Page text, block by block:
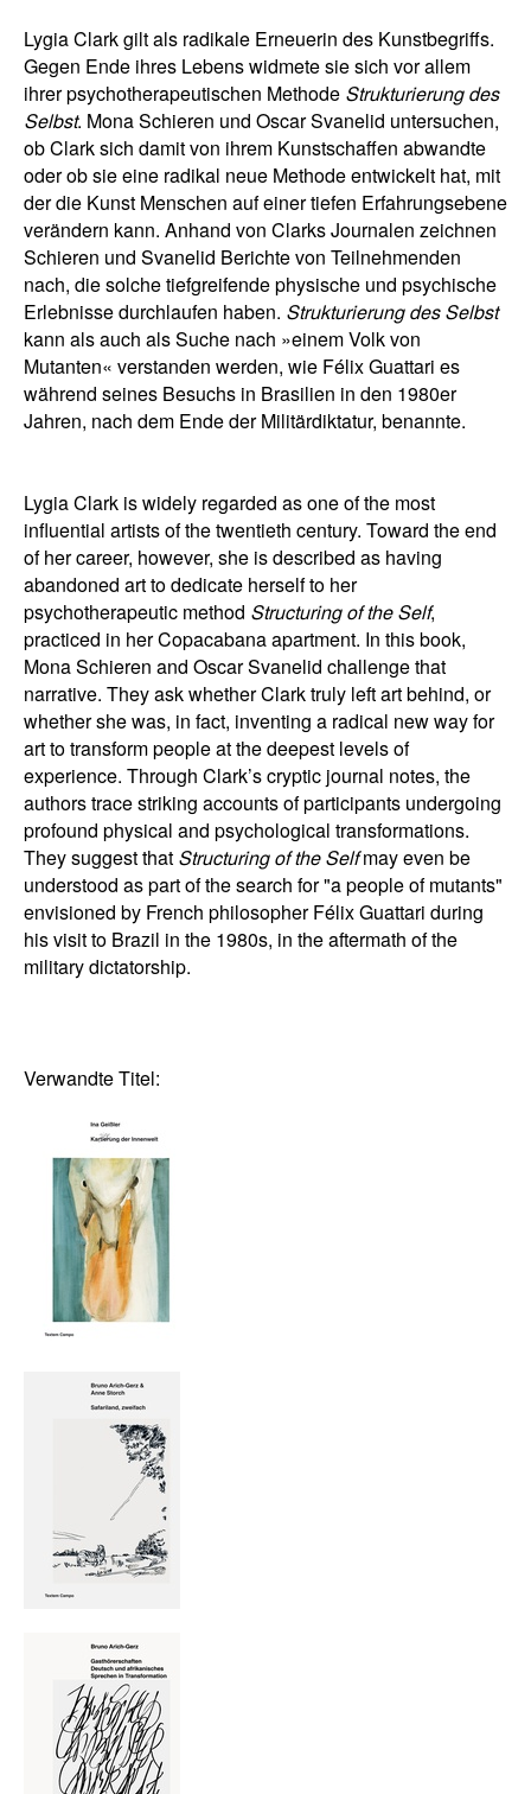
Lygia Clark gilt als radikale Erneuerin des Kunstbegriffs.
Gegen Ende ihres Lebens widmete sie sich vor allem
ihrer psychotherapeutischen Methode Strukturierung des
Selbst. Mona Schieren und Oscar Svanelid untersuchen,
ob Clark sich damit von ihrem Kunstschaffen abwandte
oder ob sie eine radikal neue Methode entwickelt hat, mit
der die Kunst Menschen auf einer tiefen Erfahrungsebene
verändern kann. Anhand von Clarks Journalen zeichnen
Schieren und Svanelid Berichte von Teilnehmenden
nach, die solche tiefgreifende physische und psychische
Erlebnisse durchlaufen haben. Strukturierung des Selbst
kann als auch als Suche nach »einem Volk von
Mutanten« verstanden werden, wie Félix Guattari es
während seines Besuchs in Brasilien in den 1980er
Jahren, nach dem Ende der Militärdiktatur, benannte.
Lygia Clark is widely regarded as one of the most
influential artists of the twentieth century. Toward the end
of her career, however, she is described as having
abandoned art to dedicate herself to her
psychotherapeutic method Structuring of the Self,
practiced in her Copacabana apartment. In this book,
Mona Schieren and Oscar Svanelid challenge that
narrative. They ask whether Clark truly left art behind, or
whether she was, in fact, inventing a radical new way for
art to transform people at the deepest levels of
experience. Through Clark’s cryptic journal notes, the
authors trace striking accounts of participants undergoing
profound physical and psychological transformations.
They suggest that Structuring of the Selfmay even be
understood as part of the search for "a people of mutants"
envisioned by French philosopher Félix Guattari during
his visit to Brazil in the 1980s, in the aftermath of the
military dictatorship.
Verwandte Titel: